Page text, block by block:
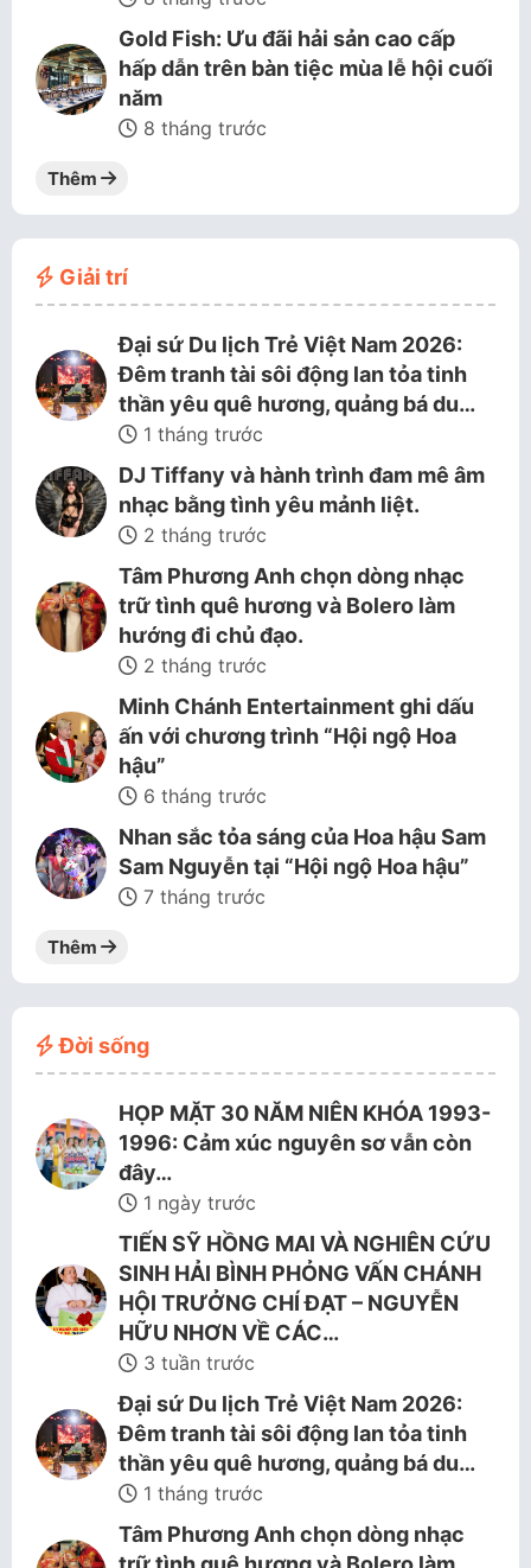
Gold Fish: Ưu đãi hải sản cao cấp
hấp dẫn trên bàn tiệc mùa lễ hội cuối
năm
8 tháng trước
Thêm
Giải trí
Đại sứ Du lịch Trẻ Việt Nam 2026:
Đêm tranh tài sôi động lan tỏa tinh
thần yêu quê hương, quảng bá du…
1 tháng trước
DJ Tiffany và hành trình đam mê âm
nhạc bằng tình yêu mảnh liệt.
2 tháng trước
Tâm Phương Anh chọn dòng nhạc
trữ tình quê hương và Bolero làm
hướng đi chủ đạo.
2 tháng trước
Minh Chánh Entertainment ghi dấu
ấn với chương trình “Hội ngộ Hoa
hậu”
6 tháng trước
Nhan sắc tỏa sáng của Hoa hậu Sam
Sam Nguyễn tại “Hội ngộ Hoa hậu”
7 tháng trước
Thêm
Đời sống
HỌP MẶT 30 NĂM NIÊN KHÓA 1993-
1996: Cảm xúc nguyên sơ vẫn còn
đây…
1 ngày trước
TIẾN SỸ HỒNG MAI VÀ NGHIÊN CỨU
SINH HẢI BÌNH PHỎNG VẤN CHÁNH
HỘI TRƯỞNG CHÍ ĐẠT – NGUYỄN
HỮU NHƠN VỀ CÁC…
3 tuần trước
Đại sứ Du lịch Trẻ Việt Nam 2026:
Đêm tranh tài sôi động lan tỏa tinh
thần yêu quê hương, quảng bá du…
1 tháng trước
Tâm Phương Anh chọn dòng nhạc